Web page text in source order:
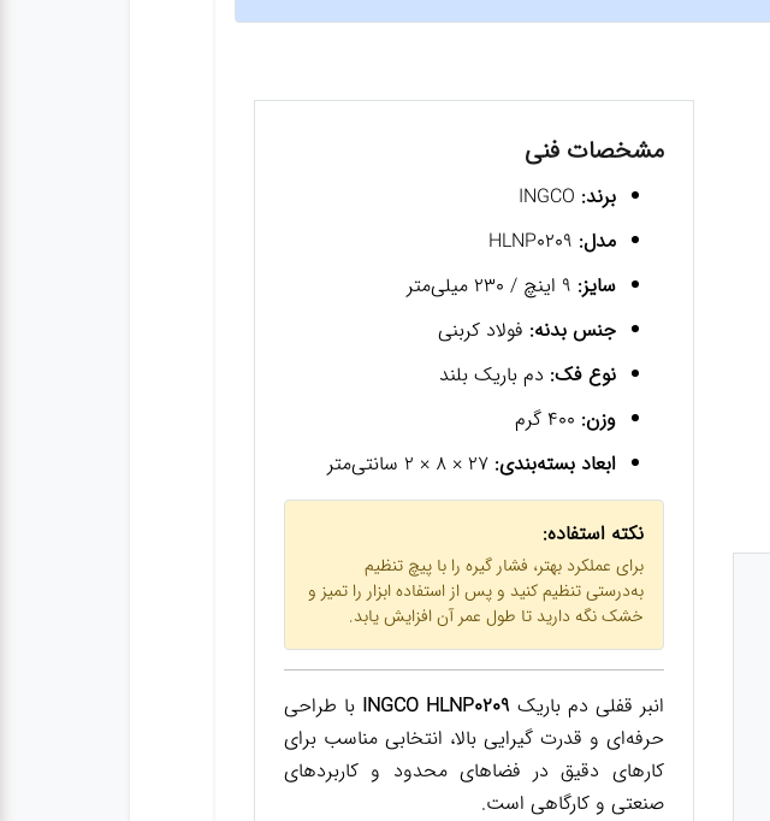
مشخصات فنی
برند:
مدل:
سایز:
جنس بدنه: فولاد کربنی
نوع فک: دم باریک بلند
وزن:
ابعاد بسته‌بندی: 27 × 8 × 2 سانتی‌متر
نکته استفاده:
برای عملکرد بهتر، فشار گیره را با پیچ تنظیم
به‌درستی تنظیم کنید و پس از استفاده ابزار را تمیز و
خشک نگه دارید تا طول عمر آن افزایش یابد.
انبر قفلی دم باریک INGCO HLNP0209 با طراحی
حرفه‌ای و قدرت گیرایی بالا، انتخابی مناسب برای
کارهای دقیق در فضاهای محدود و کاربردهای
صنعتی و کارگاهی است.